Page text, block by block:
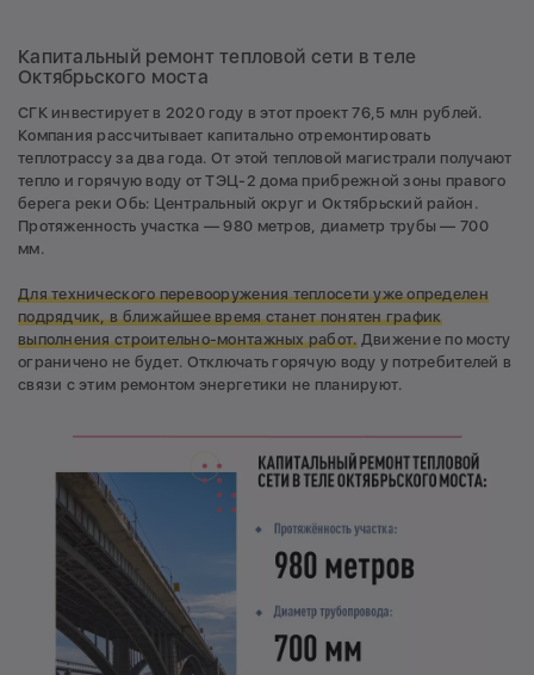
Капитальный ремонт тепловой сети в теле
Октябрьского моста
СГК инвестирует в 2020 году в этот проект 76,5 млн рублей.
Компания рассчитывает капитально отремонтировать
теплотрассу за два года. От этой тепловой магистрали получают
тепло и горячую воду от ТЭЦ-2 дома прибрежной зоны правого
берега реки Обь: Центральный округ и Октябрьский район.
Протяженность участка — 980 метров, диаметр трубы — 700
мм.
Для технического перевооружения теплосети уже определен
подрядчик, в ближайшее время станет понятен график
выполнения строительно-монтажных работ.Движение по мосту
ограничено не будет. Отключать горячую воду у потребителей в
связи с этим ремонтом энергетики не планируют.